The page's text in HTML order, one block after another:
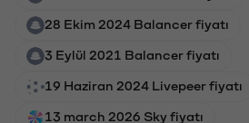
28 Ekim 2024 Balancer fiyatı
3 Eylül 2021 Balancer fiyatı
19 Haziran 2024 Livepeer fiyatı
13 march 2026 Sky fiyatı